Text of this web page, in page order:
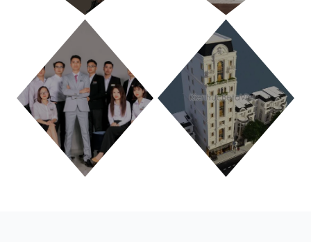
TP. HỒ CHÍ MINH